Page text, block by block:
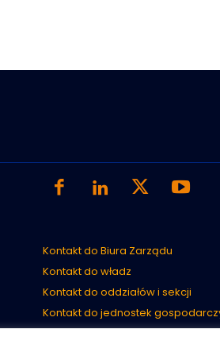
Kontakt do Biura Zarządu
Kontakt do władz
Kontakt do oddziałów i sekcji
Kontakt do jednostek